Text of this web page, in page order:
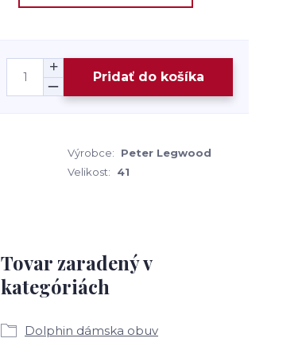
Pridať do košíka
Výrobce:
Peter Legwood
Velikost:
41
Tovar zaradený v
kategóriách
Dolphin dámska obuv